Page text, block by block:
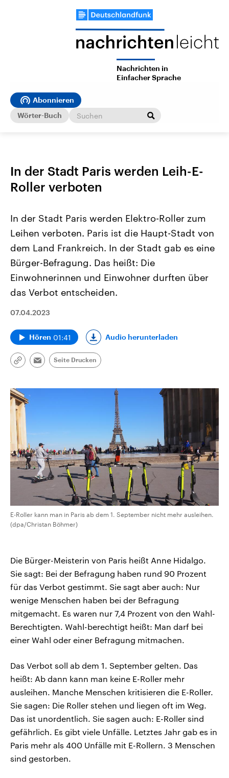
Nachrichten in
Einfacher Sprache
Abonnieren
Wörter-Buch
In der Stadt Paris werden Leih-E-
Roller verboten
In der Stadt Paris werden Elektro-Roller zum
Leihen verboten. Paris ist die Haupt-Stadt von
dem Land Frankreich. In der Stadt gab es eine
Bürger-Befragung. Das heißt: Die
Einwohnerinnen und Einwohner durften über
das Verbot entscheiden.
07.04.2023
Hören 01:41 Audio herunterladen
Link
Email
Seite Drucken
E-Roller kann man in Paris ab dem 1. September nicht mehr ausleihen.
(dpa/Christan Böhmer)
Die Bürger-Meisterin von Paris heißt Anne Hidalgo.
Sie sagt: Bei der Befragung haben rund 90 Prozent
für das Verbot gestimmt. Sie sagt aber auch: Nur
wenige Menschen haben bei der Befragung
mitgemacht. Es waren nur 7,4 Prozent von den Wahl-
Berechtigten. Wahl-berechtigt heißt: Man darf bei
einer Wahl oder einer Befragung mitmachen.
Das Verbot soll ab dem 1. September gelten. Das
heißt: Ab dann kann man keine E-Roller mehr
ausleihen. Manche Menschen kritisieren die E-Roller.
Sie sagen: Die Roller stehen und liegen oft im Weg.
Das ist unordentlich. Sie sagen auch: E-Roller sind
gefährlich. Es gibt viele Unfälle. Letztes Jahr gab es in
Paris mehr als 400 Unfälle mit E-Rollern. 3 Menschen
sind gestorben.